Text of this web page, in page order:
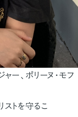
ー、ポリーヌ・モフ
ストを守るこ